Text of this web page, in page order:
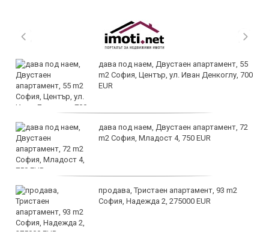
дава под наем, Двустаен апартамент, 55
m2 София, Център, ул. Иван Денкоглу, 700
EUR
дава под наем, Двустаен апартамент, 72
m2 София, Младост 4, 750 EUR
продава, Тристаен апартамент, 93 m2
София, Надежда 2, 275000 EUR